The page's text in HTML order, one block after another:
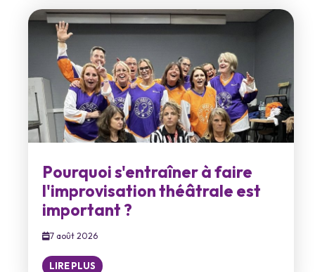
Pourquoi s'entraîner à faire
l'improvisation théâtrale est
important ?
7 août 2026
LIRE PLUS